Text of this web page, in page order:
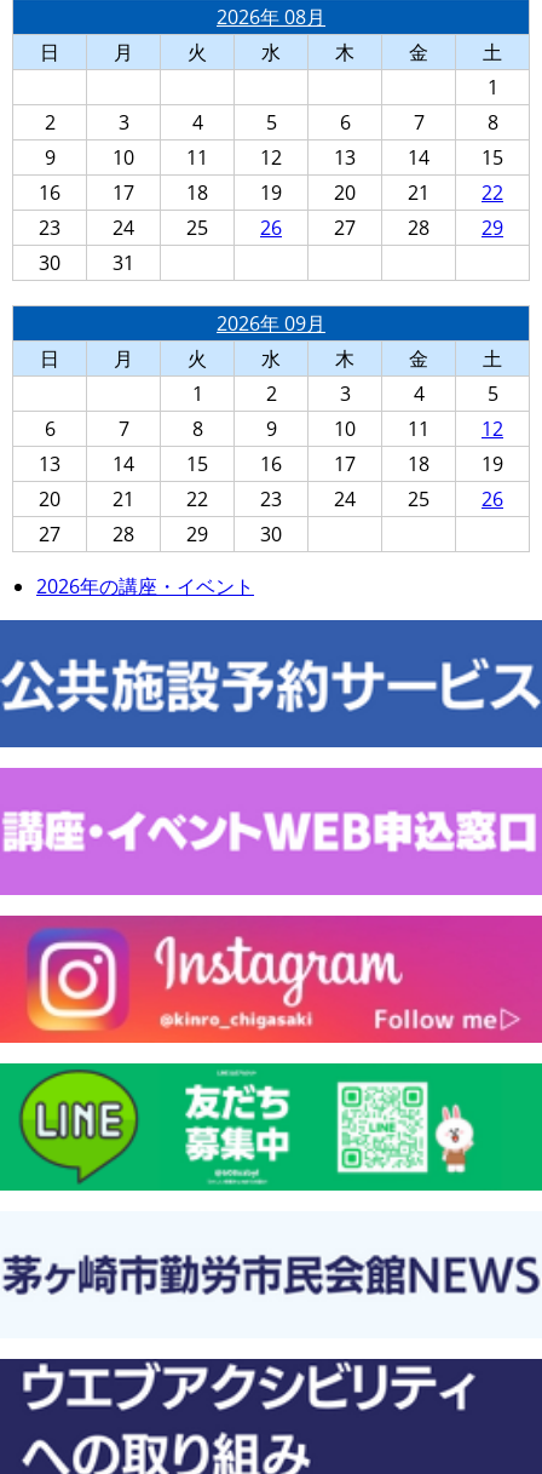
2026年 08月
日
月 火 水 木 金
土
1
2
3 4 5 6 7
8
9
10 11 12 13 14
15
16
17 18 19 20 21
22
23
24 25 26 27 28
29
30
31
2026年 09月
日
月 火 水 木 金
土
1
2 3 4
5
6
7 8 9 10 11
12
13
14 15 16 17 18
19
20
21 22 23 24 25
26
27
28 29
30
2026年の講座・イベント